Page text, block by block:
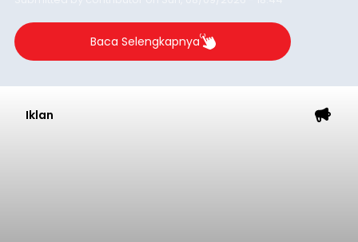
Baca Selengkapnya
Iklan